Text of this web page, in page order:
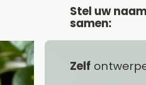
Stel uw
samen:
Zelf